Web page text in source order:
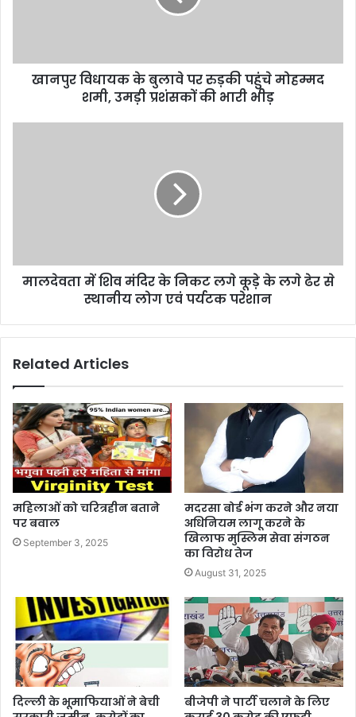
खानपुर विधायक के बुलावे पर रुड़की पहुंचे मोहम्मद
शमी, उमड़ी प्रशंसकों की भारी भीड़
मालदेवता में शिव मंदिर के निकट लगे कूड़े के लगे ढेर से
स्थानीय लोग एवं पर्यटक परेशान
Related Articles
महिलाओं को चरित्रहीन बताने
पर बवाल
September 3, 2025
मदरसा बोर्ड भंग करने और नया
अधिनियम लागू करने के
खिलाफ मुस्लिम सेवा संगठन
का विरोध तेज
August 31, 2025
दिल्ली के भूमाफियाओं ने बेची
बीजेपी ने पार्टी चलाने के लिए